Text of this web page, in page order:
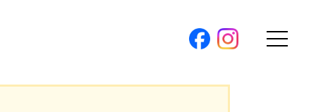
購入トップ